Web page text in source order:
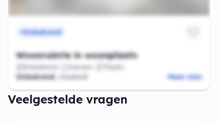
Onbekend
Woonruimte in woonplaats
Onbekend Kamers
Plaats
Onbekend
/maand Meer zien
Veelgestelde vragen